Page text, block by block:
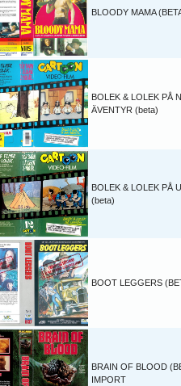
BLOODY MAMA
BOLEK & LOLEK PÅ
ÄVENTYR (beta)
BOLEK & LOLEK PÅ
(beta)
BOOT LEGGERS
BRAIN OF BLOOD
IMPORT